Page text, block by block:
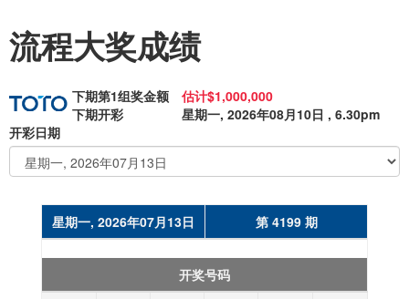
流程大奖成绩
下期第1组奖金额
估计$1,000,000
下期开彩
星期一, 2026年08月10日 , 6.30pm
开彩日期
星期一, 2026年07月13日 第 4199 期
开奖号码